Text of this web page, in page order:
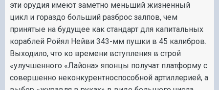
эти орудия имеют заметно меньший жизненный
цикл и гораздо больший разброс залпов, чем
принятые на будущее как стандарт для капитальных
кораблей Ройял Нейви 343-мм пушки в 45 калибров.
Выходило, что ко времени вступления в строй
«улучшенного «Лайона» японцы получат платформу с
совершенно неконкурентноспособной артиллерией, а